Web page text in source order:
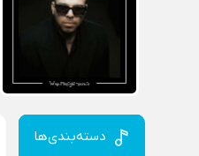
دسته‌بندی‌ها